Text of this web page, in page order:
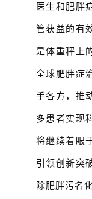
医生和肥胖
管获益的有
是体重秤上
全球肥胖症
手各方，推
多患者实现
将继续着眼
引领创新突
除肥胖污名